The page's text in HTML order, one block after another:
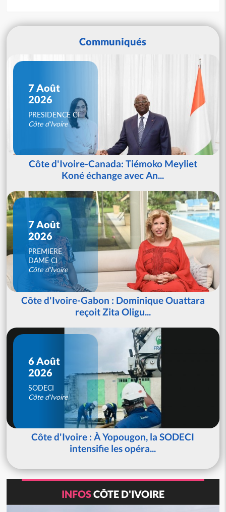
Communiqués
7 Août
2026
PRESIDENCE CI
Côte d'Ivoire
Côte d'Ivoire-Canada: Tiémoko Meyliet
Koné échange avec An...
7 Août
2026
PREMIERE
DAME CI
Côte d'Ivoire
Côte d'Ivoire-Gabon : Dominique Ouattara
reçoit Zita Oligu...
6 Août
2026
SODECI
Côte d'Ivoire
Côte d'Ivoire : À Yopougon, la SODECI
intensifie les opéra...
INFOSCÔTE D'IVOIRE